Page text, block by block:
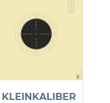
KLEINKALIBER